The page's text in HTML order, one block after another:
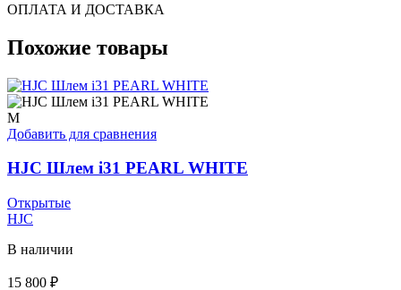
ОПЛАТА И ДОСТАВКА
Похожие товары
M
Добавить для сравнения
HJC Шлем i31 PEARL WHITE
Открытые
HJC
В наличии
15 800 ₽